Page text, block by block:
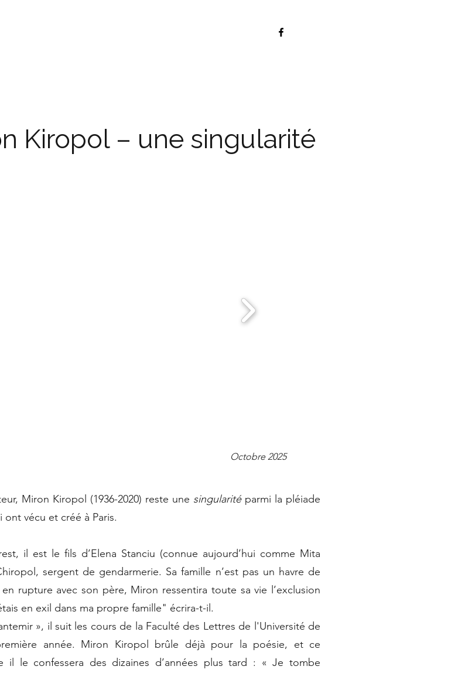
Kiropol – une singularité
Octobre 2025
Miron Kiropol (1936-2020) reste une singularité parmi la pléiade
vécu et créé à Paris.
il est le fils d’Elena Stanciu (connue aujourd’hui comme Mita
sergent de gendarmerie. Sa famille n’est pas un havre de
rupture avec son père, Miron ressentira toute sa vie l’exclusion
en exil dans ma propre famille" écrira-t-il.
», il suit les cours de la Faculté des Lettres de l'Université de
année. Miron Kiropol brûle déjà pour la poésie, et ce
il le confessera des dizaines d’années plus tard : « Je tombe